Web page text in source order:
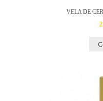
VELA DE